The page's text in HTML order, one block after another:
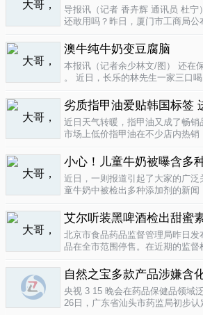
导报讯（记者 香卉辉 通讯员 杜宁
还敢用吗？昨日，厦门市工商局公
批次不合格原因是会产生剧毒。不
牌据介绍，厦门市工商局今..
澳牛纯牛奶变豆腐脑
本报讯（记者余少林文/图） 还在
。 近日，长乐的林先生一家三口
纯牛奶并 不纯 ，呈凝固状，像酸
乐工商局12315投..
劣质指甲油爱贴韩国标签
近日天气转暖，指甲油又成了畅销
市场上低价指甲油在不少店内热销
渡桥夜市上，不少摊位都有五颜六
口指甲油只要9元，另一个韩国..
小心！儿童牛奶被曝含多
近日，一则报道引起了大家的广
童牛奶中被检出多种添加剂的新
慌。 每天一斤奶，强壮中国人 ，
奶，还是添加剂？超市中的儿童牛
艾尔听装黑啤酒检出甜蜜
北京市食品药品监督管理局昨日发
品在全市范围停售。在近期的监
带集团北京蓝宝酒业有限公司生产
不得检出的甜蜜素。北京市..
自然之宝多款产品涉嫌含
央视 3 15 晚会在药品保健品领域
26日，广东省汕头市药监局初步